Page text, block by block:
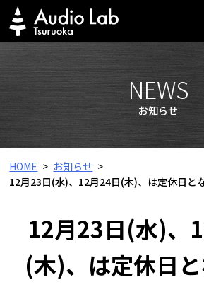
Skip
to
content
NEWS
お知らせ
HOME
お知らせ
12月23日(水)、12月24日(木)、は定休日と
12月23日(水)、
(木)、は定休日